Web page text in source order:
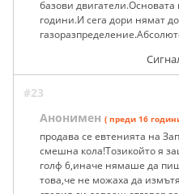
базови двигатели.Основата
години.И сега дори нямат
#23
Анонимен ( преди 16
продава се евтенията на
смешна кола!Тозикойто я
голф 6,иначе нямаше да
това,че не можаха да